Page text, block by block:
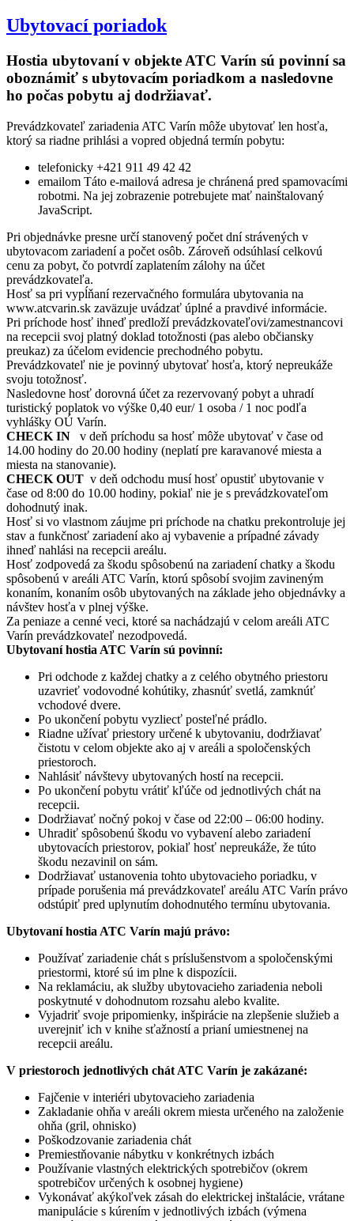
Ubytovací poriadok
Hostia ubytovaní v objekte ATC Varín sú povinní sa
oboznámiť s ubytovacím poriadkom a nasledovne
ho počas pobytu aj dodržiavať.
Prevádzkovateľ zariadenia ATC Varín môže ubytovať len hosťa,
ktorý sa riadne prihlási a vopred objedná termín pobytu:
telefonicky +421 911 49 42 42
emailom Táto e-mailová adresa je chránená pred spamovacími
robotmi. Na jej zobrazenie potrebujete mať nainštalovaný
JavaScript.
Pri objednávke presne určí stanovený počet dní strávených v
ubytovacom zariadení a počet osôb. Zároveň odsúhlasí celkovú
cenu za pobyt, čo potvrdí zaplatením zálohy na účet
prevádzkovateľa.
Hosť sa pri vypĺňaní rezervačného formulára ubytovania na
www.atcvarin.sk zaväzuje uvádzať úplné a pravdivé informácie.
Pri príchode hosť ihneď predloží prevádzkovateľovi/zamestnancovi
na recepcii svoj platný doklad totožnosti (pas alebo občiansky
preukaz) za účelom evidencie prechodného pobytu.
Prevádzkovateľ nie je povinný ubytovať hosťa, ktorý nepreukáže
svoju totožnosť.
Nasledovne hosť dorovná účet za rezervovaný pobyt a uhradí
turistický poplatok vo výške 0,40 eur/ 1 osoba / 1 noc podľa
vyhlášky OÚ Varín.
CHECK IN v deň príchodu sa hosť môže ubytovať v čase od
14.00 hodiny do 20.00 hodiny (neplatí pre karavanové miesta a
miesta na stanovanie).
CHECK OUT v deň odchodu musí hosť opustiť ubytovanie v
čase od 8:00 do 10.00 hodiny, pokiaľ nie je s prevádzkovateľom
dohodnutý inak.
Hosť si vo vlastnom záujme pri príchode na chatku prekontroluje jej
stav a funkčnosť zariadení ako aj vybavenie a prípadné závady
ihneď nahlási na recepcii areálu.
Hosť zodpovedá za škodu spôsobenú na zariadení chatky a škodu
spôsobenú v areáli ATC Varín, ktorú spôsobí svojim zavineným
konaním, konaním osôb ubytovaných na základe jeho objednávky a
návštev hosťa v plnej výške.
Za peniaze a cenné veci, ktoré sa nachádzajú v celom areáli ATC
Varín prevádzkovateľ nezodpovedá.
Ubytovaní hostia ATC Varín sú povinní:
Pri odchode z každej chatky a z celého obytného priestoru
uzavrieť vodovodné kohútiky, zhasnúť svetlá, zamknúť
vchodové dvere.
Po ukončení pobytu vyzliecť posteľné prádlo.
Riadne užívať priestory určené k ubytovaniu, dodržiavať
čistotu v celom objekte ako aj v areáli a spoločenských
priestoroch.
Nahlásiť návštevy ubytovaných hostí na recepcii.
Po ukončení pobytu vrátiť kľúče od jednotlivých chát na
recepcii.
Dodržiavať nočný pokoj v čase od 22:00 – 06:00 hodiny.
Uhradiť spôsobenú škodu vo vybavení alebo zariadení
ubytovacích priestorov, pokiaľ hosť nepreukáže, že túto
škodu nezavinil on sám.
Dodržiavať ustanovenia tohto ubytovacieho poriadku, v
prípade porušenia má prevádzkovateľ areálu ATC Varín právo
odstúpiť pred uplynutím dohodnutého termínu ubytovania.
Ubytovaní hostia ATC Varín majú právo:
Používať zariadenie chát s príslušenstvom a spoločenskými
priestormi, ktoré sú im plne k dispozícii.
Na reklamáciu, ak služby ubytovacieho zariadenia neboli
poskytnuté v dohodnutom rozsahu alebo kvalite.
Vyjadriť svoje pripomienky, inšpirácie na zlepšenie služieb a
uverejniť ich v knihe sťažností a prianí umiestnenej na
recepcii areálu.
V priestoroch jednotlivých chát ATC Varín je zakázané:
Fajčenie v interiéri ubytovacieho zariadenia
Zakladanie ohňa v areáli okrem miesta určeného na založenie
ohňa (gril, ohnisko)
Poškodzovanie zariadenia chát
Premiestňovanie nábytku v konkrétnych izbách
Používanie vlastných elektrických spotrebičov (okrem
spotrebičov určených k osobnej hygiene)
Vykonávať akýkoľvek zásah do elektrickej inštalácie, vrátane
manipulácie s kúrením v jednotlivých izbách (výmena